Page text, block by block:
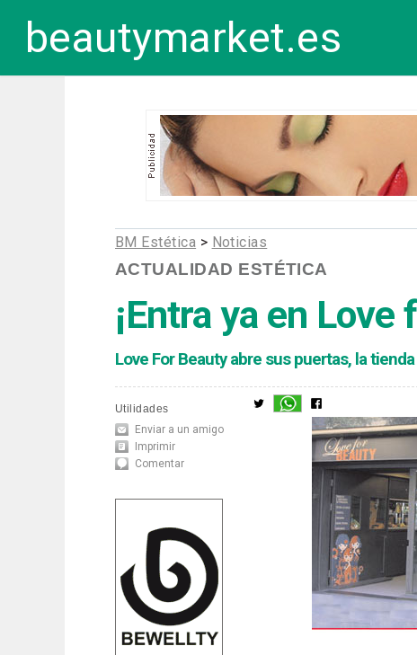
beautymarket.es
BM Estética > Noticias
ACTUALIDAD ESTÉTICA
¡Entra ya en Love
Love For Beauty abre sus puertas, la
Utilidades
Enviar a un amigo
Imprimir
Comentar